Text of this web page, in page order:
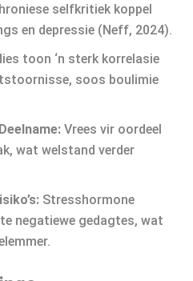
selfkritiek koppel
en depressie (Neff, 2024).
toon ‘n sterk korrelasie
soos boulimie
Vrees vir oordeel
wat welstand verder
Stresshormone
negatiewe gedagtes, wat